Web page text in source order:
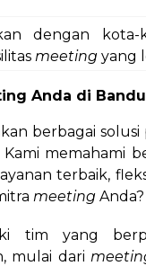
dengan kota-
meeting yang
Anda di
berbagai solusi
memahami
terbaik,
meeting Anda?
tim yang
mulai dari